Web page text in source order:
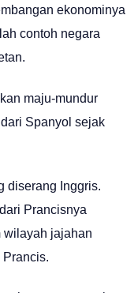
ekonominya
contoh negara
maju-mundur
Spanyol sejak
diserang Inggris.
Prancisnya
wilayah jajahan
Prancis.